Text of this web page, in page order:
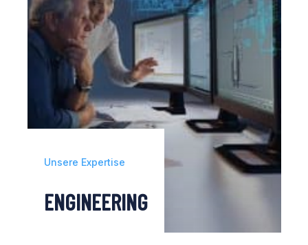
Unsere Expertise
ENGINEERING